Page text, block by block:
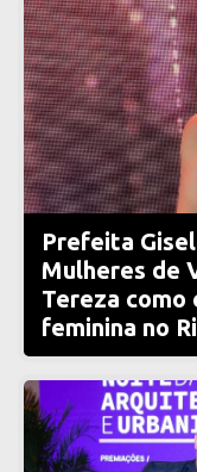
Prefeita
Mulheres de
Tereza como
feminina no